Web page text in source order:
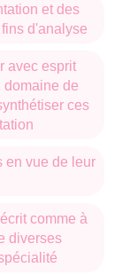
et des
d'analyse
avec esprit
domaine de
ces
en vue de leur
comme à
diverses